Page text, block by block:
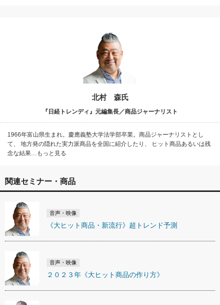
北村 森氏
『日経トレンディ』元編集長／商品ジャーナリスト
1966年富山県生まれ。慶應義塾大学法学部卒業。商品ジャーナリストとし
て、 地方発の隠れた実力派商品を全国に紹介したり、 ヒット商品あるいは残
念な結果…もっと見る
関連セミナー・商品
音声・映像
《大ヒット商品・新流行》超トレンド予測
音声・映像
２０２３年《大ヒット商品の作り方》